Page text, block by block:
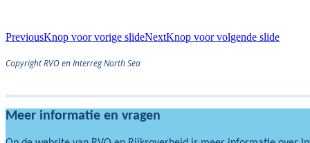
PreviousKnop voor vorige slideNextKnop voor volgende slide
Copyright RVO en Interreg North Sea
Meer informatie en vragen